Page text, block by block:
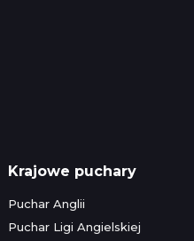
Krajowe puchary
Puchar Anglii
Puchar Ligi Angielskiej